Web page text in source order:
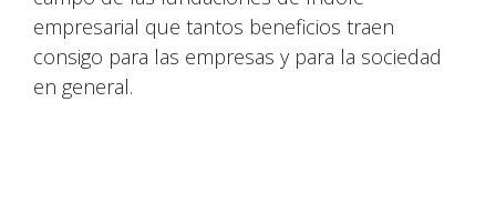
empresarial que tantos beneficios traen
consigo para las empresas y para la sociedad
en general.